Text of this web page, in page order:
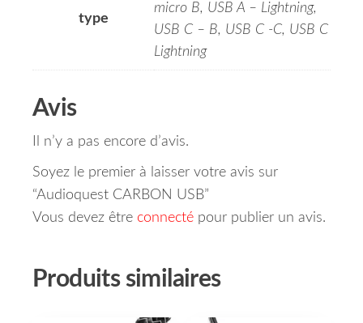
type
micro B, USB A – Lightning,
USB C – B, USB C -C, USB C
Lightning
Avis
Il n’y a pas encore d’avis.
Soyez le premier à laisser votre avis sur
“Audioquest CARBON USB”
Vous devez être connecté pour publier un avis.
Produits similaires